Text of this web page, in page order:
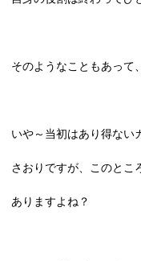
そのようなこともあって
いや～当初はあり得ない
さおりですが、このとこ
ありますよね？